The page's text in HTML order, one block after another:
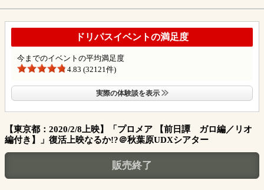
ドリパスイベントの満足度
今までのイベントの平均満足度
4.83 (32121件)
実際の体験談を表示
【東京都：2020/2/8上映】「プロメア 【前日譚 ガロ編／リオ
編付き】」復活上映なるか!?＠秋葉原UDXシアター
販売終了